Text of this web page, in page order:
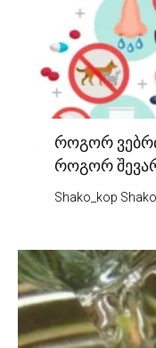
როგორ
როგორ
Shako_kop